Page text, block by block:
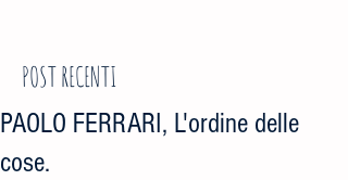
POST RECENTI
PAOLO FERRARI, L'ordine delle
cose.